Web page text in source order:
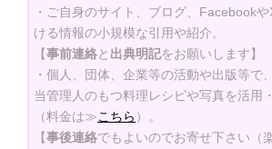
・ご自身のサイト、ブログ、Facebook
ける情報の小規模な引用や紹介。
【事前連絡と 出典明記をお願いします】
・個人、団体、企業等の活動や出版等で
当管理人のもつ料理レシピや写真を活用
（料金は≫こちら ）。
【事後連絡でもよいのでお寄せ下さい（